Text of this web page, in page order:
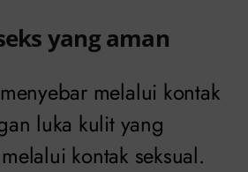
yang aman
melalui kontak
luka kulit yang
kontak seksual.